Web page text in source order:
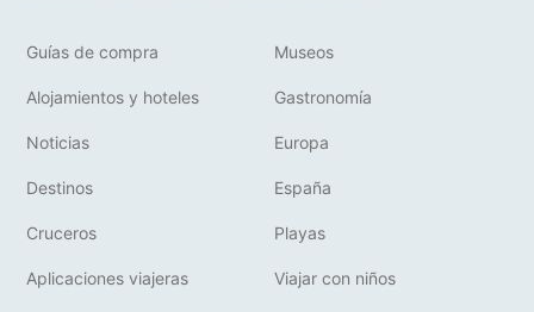
Guías de compra Museos
Alojamientos y hoteles Gastronomía
Noticias Europa
Destinos España
Cruceros Playas
Aplicaciones viajeras Viajar con niños